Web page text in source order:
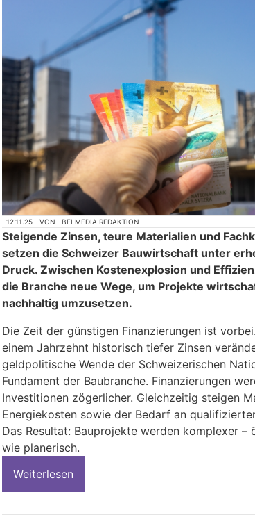
12.11.25 VON BELMEDIA REDAKTION
Steigende Zinsen, teure Materialien und
setzen die Schweizer Bauwirtschaft unter
Druck. Zwischen Kostenexplosion und
die Branche neue Wege, um Projekte
nachhaltig umzusetzen.
Die Zeit der günstigen Finanzierungen ist
einem Jahrzehnt historisch tiefer Zinsen
geldpolitische Wende der Schweizerischen
Fundament der Baubranche. Finanzierungen
Investitionen zögerlicher. Gleichzeitig steigen
Energiekosten sowie der Bedarf an
Das Resultat: Bauprojekte werden komplexer –
wie planerisch.
Weiterlesen